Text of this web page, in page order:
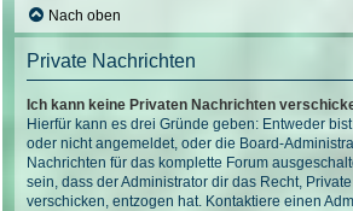
Nach oben
Private Nachrichten
Ich kann keine Privaten Nachrichten
Hierfür kann es drei Gründe geben: Entweder
oder nicht angemeldet, oder die Board-
Nachrichten für das komplette Forum
sein, dass der Administrator dir das Recht,
verschicken, entzogen hat. Kontaktiere einen